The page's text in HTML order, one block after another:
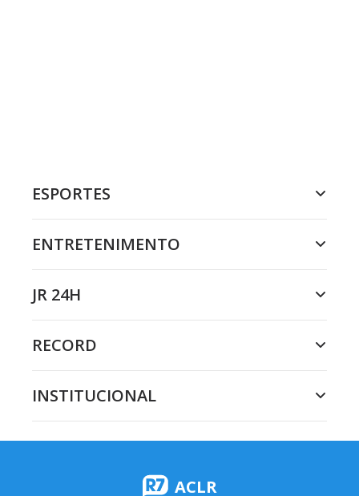
ESPORTES
ENTRETENIMENTO
JR 24H
RECORD
INSTITUCIONAL
ACLR